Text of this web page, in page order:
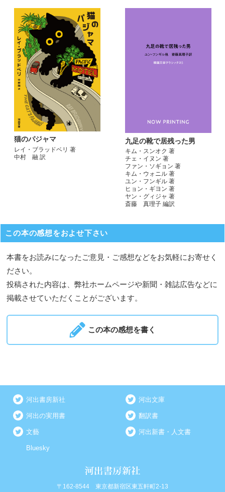
猫のパジャマ
レイ・ブラッドベリ 著
中村 融 訳
九足の靴で居残った男
キム・スンオク 著
チェ・イヌン 著
ファン・ソギョン 著
キム・ウォニル 著
ユン・フンギル 著
ヒョン・ギヨン 著
ヤン・グィジャ 著
斎藤 真理子 編訳
この本の感想をおよせ下さい
本書をお読みになったご意見・ご感想などをお気軽にお寄せく
ださい。
投稿された内容は、弊社ホームページや新聞・雑誌広告などに
掲載させていただくことがございます。
この本の感想を書く
河出書房新社 河出文庫
河出の実用書 翻訳書
文藝 河出新書・人文書
Bluesky
〒162-8544 東京都新宿区東五軒町2-13